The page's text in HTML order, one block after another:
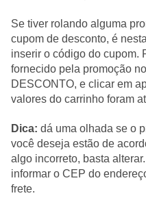
Se tiver rolando alguma
cupom de desconto, é
inserir o código do cupom.
fornecido pela promoção
DESCONTO, e clicar em
valores do carrinho foram
Dica: dá uma olhada se o
você deseja estão de
algo incorreto, basta
informar o CEP do
frete.